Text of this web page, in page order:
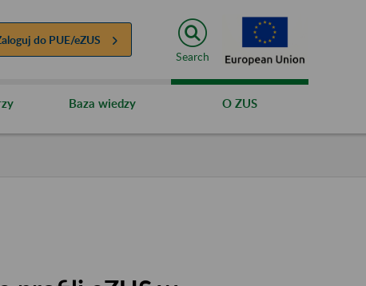
do PUE/eZUS
Search
Baza wiedzy O ZUS